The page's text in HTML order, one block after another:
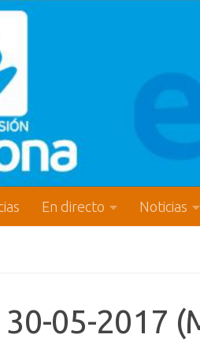
En directo Noticias
30-05-2017